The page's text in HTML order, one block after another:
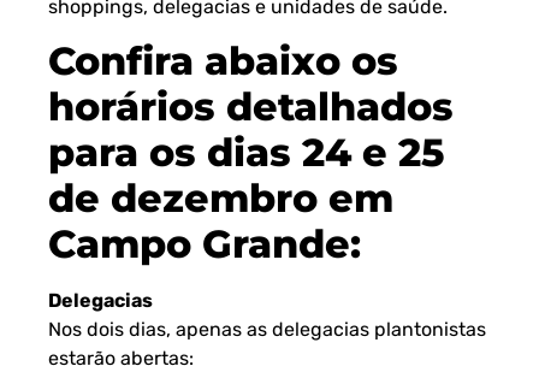
shoppings, delegacias e unidades de saúde.
Confira abaixo os
horários detalhados
para os dias 24 e 25
de dezembro em
Campo Grande:
Delegacias
Nos dois dias, apenas as delegacias plantonistas
estarão abertas: